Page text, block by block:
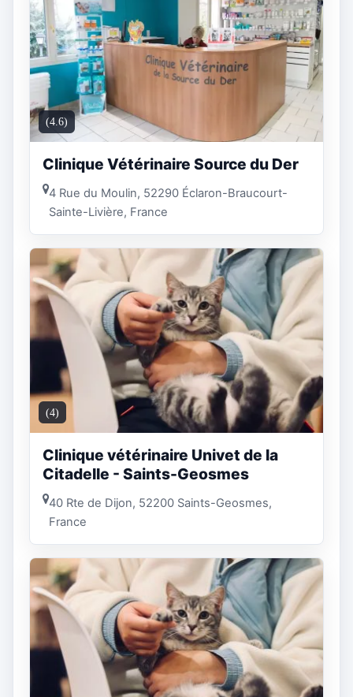
(4.6)
Clinique Vétérinaire Source du Der
4 Rue du Moulin, 52290 Éclaron-Braucourt-
Sainte-Livière, France
(4)
Clinique vétérinaire Univet de la
Citadelle - Saints-Geosmes
40 Rte de Dijon, 52200 Saints-Geosmes,
France